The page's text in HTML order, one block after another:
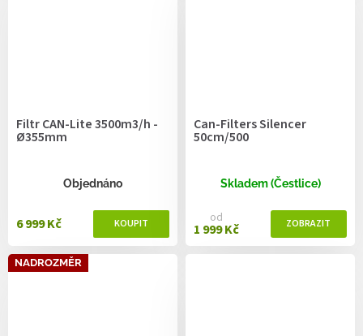
Filtr CAN-Lite 3500m3/h -
Ø355mm
Objednáno
6 999 Kč
Can-Filters Silencer
50cm/500
Skladem (Čestlice)
od
1 999 Kč
NADROZMĚR